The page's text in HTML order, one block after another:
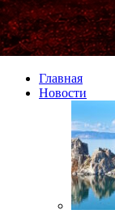
Главная
Новости